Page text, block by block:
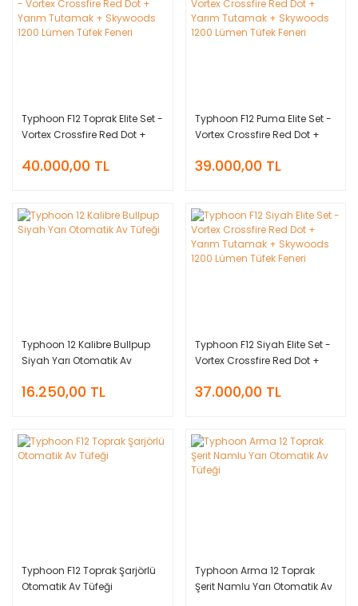
Typhoon F12 Toprak Elite Set -
Vortex Crossfire Red Dot +
1200 Lümen Tüfek Feneri
40.000,00 TL
Typhoon F12 Puma Elite Set -
Vortex Crossfire Red Dot +
1200 Lümen Tüfek Feneri
39.000,00 TL
Typhoon 12 Kalibre Bullpup
Siyah Yarı Otomatik Av
16.250,00 TL
Typhoon F12 Siyah Elite Set -
Vortex Crossfire Red Dot +
1200 Lümen Tüfek Feneri
37.000,00 TL
Typhoon F12 Toprak Şarjörlü
Otomatik Av Tüfeği
Typhoon Arma 12 Toprak
Şerit Namlu Yarı Otomatik Av